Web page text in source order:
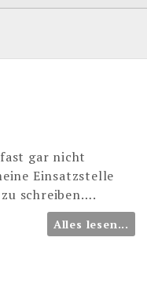
gar nicht
Einsatzstelle
schreiben….
Alles lesen...